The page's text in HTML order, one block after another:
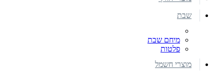
שבת
מיחם שבת
פלטות
מוצרי חשמל